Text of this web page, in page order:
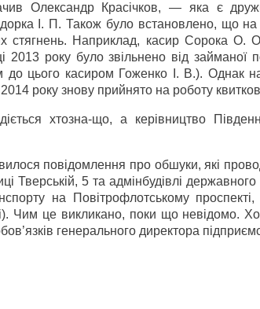
Олександр Красічков, — яка є
І. П. Також було встановлено, що на
стягнень. Наприклад, касир Сорока О.
2013 року було звільнено від
до цього касиром Гоженко І. В.). Однак
року знову прийнято на роботу
хтозна-що, а керівництво
повідомлення про обшуки, які
Тверській, 5 та адмінбудівлі
на Повітрофлотському
Чим це викликано, поки що невідомо.
генерального директора